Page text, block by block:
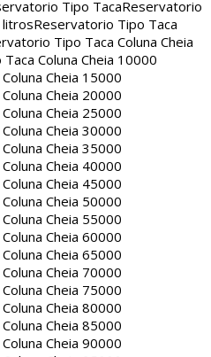
Tipo TacaReservatorio
litrosReservatorio Tipo Taca
Tipo Taca Coluna Cheia
Coluna Cheia 10000
Cheia 15000
Cheia 20000
Cheia 25000
Cheia 30000
Cheia 35000
Cheia 40000
Cheia 45000
Cheia 50000
Cheia 55000
Cheia 60000
Cheia 65000
Cheia 70000
Cheia 75000
Cheia 80000
Cheia 85000
Cheia 90000